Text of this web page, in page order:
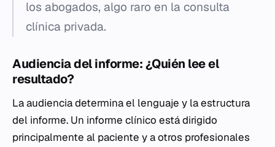
los abogados, algo raro en la consulta
clínica privada.
Audiencia del informe: ¿Quién lee el
resultado?
La audiencia determina el lenguaje y la estructura
del informe. Un informe clínico está dirigido
principalmente al paciente y a otros profesionales